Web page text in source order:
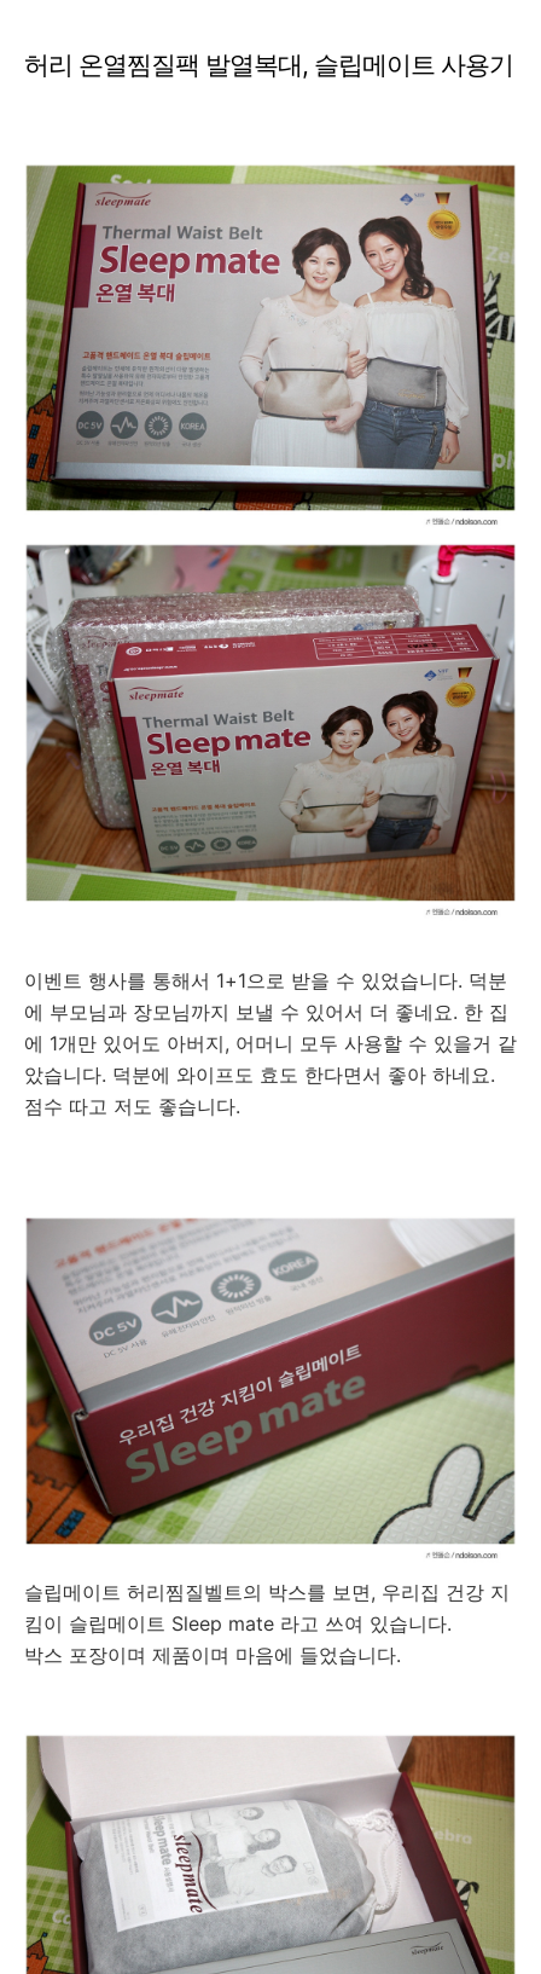
허리 온열찜질팩 발열복대, 슬립메이트 사용기
이벤트 행사를 통해서 1+1으로 받을 수 있었습니다. 덕분
에 부모님과 장모님까지 보낼 수 있어서 더 좋네요. 한 집
에 1개만 있어도 아버지, 어머니 모두 사용할 수 있을거 같
았습니다. 덕분에 와이프도 효도 한다면서 좋아 하네요.
점수 따고 저도 좋습니다.
슬립메이트 허리찜질벨트의 박스를 보면, 우리집 건강 지
킴이 슬립메이트 Sleep mate 라고 쓰여 있습니다.
박스 포장이며 제품이며 마음에 들었습니다.